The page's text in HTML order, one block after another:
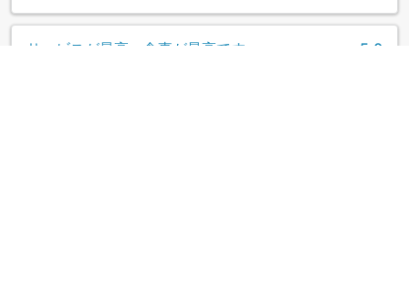
サービスが最高、食事が最高です。 5.0